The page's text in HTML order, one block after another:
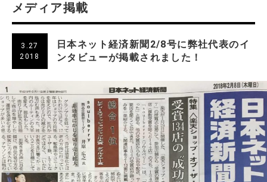
メディア掲載
3.27
2018
日本ネット経済新聞2/8号に弊社代表のイ
ンタビューが掲載されました！